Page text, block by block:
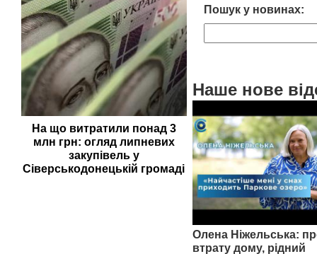
На що витратили понад 3
млн грн: огляд липневих
закупівель у
Сіверськодонецькій громаді
Пошук у новинах:
Наше нове
Олена Ніжельська:
втрату дому, рідний